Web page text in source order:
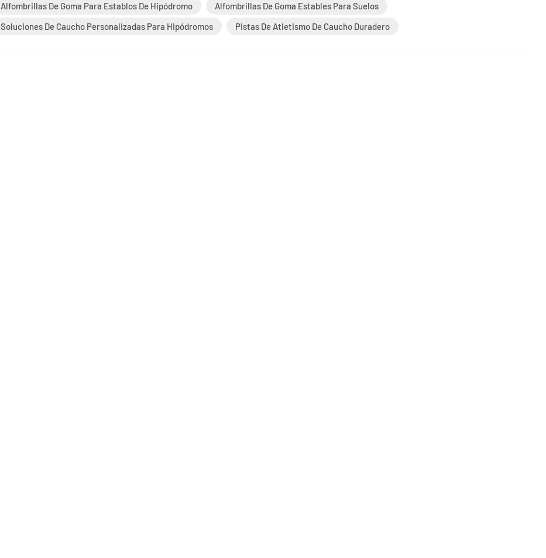
Alfombrillas De Goma Para Establos De Hipódromo
Alfombrillas De Goma Estables Para Suelos
Soluciones De Caucho Personalizadas Para Hipódromos
Pistas De Atletismo De Caucho Duradero